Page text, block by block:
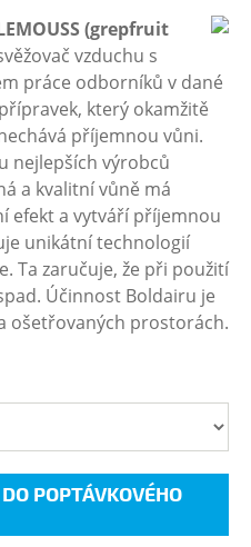
(grepfruit
vzduchu s
práce odborníků v dané
který okamžitě
příjemnou vůni.
nejlepších výrobců
a kvalitní vůně má
efekt a vytváří příjemnou
unikátní technologií
Ta zaručuje, že při použití
Účinnost Boldairu je
ošetřovaných prostorách.
POPTÁVKOVÉHO